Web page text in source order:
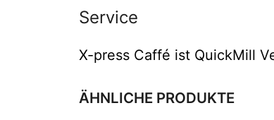
Service
X-press Caffé ist QuickMill
ÄHNLICHE PRODUKTE